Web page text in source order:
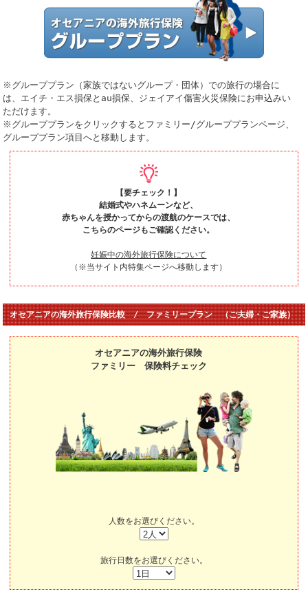
※グループプラン（家族ではないグループ・団体）での旅行の場合に
は、エイチ・エス損保とau損保、ジェイアイ傷害火災保険にお申込みい
ただけます。
※グループプランをクリックするとファミリー/グループプランページ、
グループプラン項目へと移動します。
【要チェック！】
結婚式やハネムーンなど、
赤ちゃんを授かってからの渡航のケースでは、
こちらのページもご確認ください。
妊娠中の海外旅行保険について
（※当サイト内特集ページへ移動します）
オセアニアの海外旅行保険比較 / ファミリープラン （ご夫婦・ご家族）
オセアニアの海外旅行保険
ファミリー 保険料チェック
人数をお選びください。
旅行日数をお選びください。